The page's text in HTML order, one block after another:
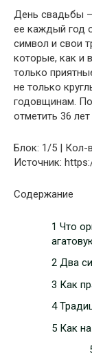
День свадьбы
ее каждый год
символ и свои
которые, как и
только
не только
годовщинам.
отметить 36
Блок: 1/5 | Кол-
Источник:
Содержание
1 Что
2 Два
3 Как
4
5 Как